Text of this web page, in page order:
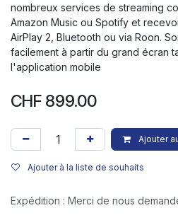
nombreux services de streaming
Amazon Music ou Spotify et
AirPlay 2, Bluetooth ou via Roon.
facilement à partir du grand écran
l'application mobile
CHF 899.00
Ajouter
Ajouter à la liste de souhaits
Expédition : Merci de nous